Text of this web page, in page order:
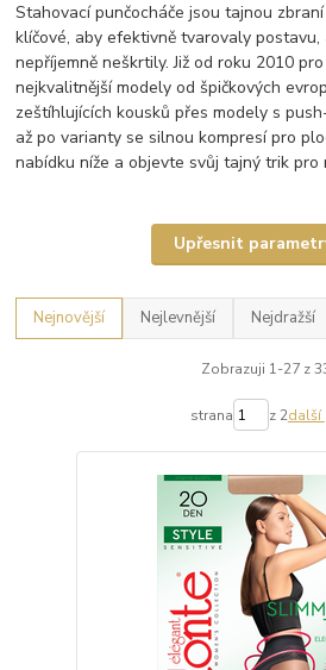
Stahovací punčocháče jsou tajnou
klíčové, aby efektivně tvarovaly
nepříjemně neškrtily. Již od roku 2010
nejkvalitnější modely od špičkových
zeštíhlujících kousků přes modely s
až po varianty se silnou kompresí pro
nabídku níže a objevte svůj tajný trik pro
Upřesnit
Nejnovější Nejlevnější Nejdražší
Zobrazuji 1-27 z
strana z 2další